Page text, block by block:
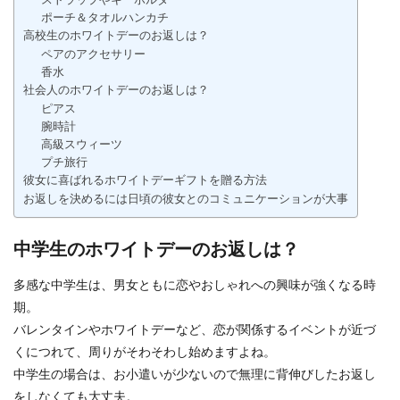
ポーチ＆タオルハンカチ
高校生のホワイトデーのお返しは？
ペアのアクセサリー
香水
社会人のホワイトデーのお返しは？
ピアス
腕時計
高級スウィーツ
プチ旅行
彼女に喜ばれるホワイトデーギフトを贈る方法
お返しを決めるには日頃の彼女とのコミュニケーションが大事
中学生のホワイトデーのお返しは？
多感な中学生は、男女ともに恋やおしゃれへの興味が強くなる時
期。
バレンタインやホワイトデーなど、恋が関係するイベントが近づ
くにつれて、周りがそわそわし始めますよね。
中学生の場合は、お小遣いが少ないので無理に背伸びしたお返し
をしなくても大丈夫。